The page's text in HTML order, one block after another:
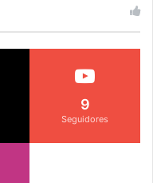
9
Seguidores